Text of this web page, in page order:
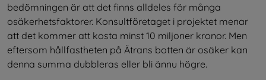
bedömningen är att det finns alldeles för många
osäkerhetsfaktorer. Konsultföretaget i projektet menar
att det kommer att kosta minst 10 miljoner kronor. Men
eftersom hållfastheten på Ätrans botten är osäker kan
denna summa dubbleras eller bli ännu högre.